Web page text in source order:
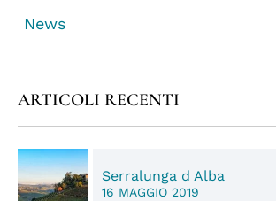
News
ARTICOLI RECENTI
Serralunga d Alba
16 MAGGIO 2019